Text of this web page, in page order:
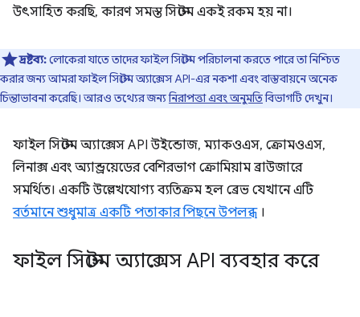
উৎসাহিত করছি, কারণ সমস্ত সিস্টেম একই রকম হয় না।
দ্রষ্টব্য:লোকেরা যাতে তাদের ফাইল সিস্টেম পরিচালনা করতে পারে তা নিশ্চিত
করার জন্য আমরা ফাইল সিস্টেম অ্যাক্সেস API-এর নকশা এবং বাস্তবায়নে অনেক
চিন্তাভাবনা করেছি। আরও তথ্যের জন্যনিরাপত্তা এবং অনুমতিবিভাগটি দেখুন।
ফাইল সিস্টেম অ্যাক্সেস API উইন্ডোজ, ম্যাকওএস, ক্রোমওএস,
লিনাক্স এবং অ্যান্ড্রয়েডের বেশিরভাগ ক্রোমিয়াম ব্রাউজারে
সমর্থিত। একটি উল্লেখযোগ্য ব্যতিক্রম হল ব্রেভ যেখানে এটি
বর্তমানে শুধুমাত্র একটি পতাকার পিছনে উপলব্ধ।
ফাইল সিস্টেম অ্যাক্সেস API ব্যবহার করে